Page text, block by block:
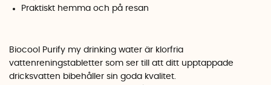
Praktiskt hemma och på resan
Biocool Purify my drinking water är klorfria
vattenreningstabletter som ser till att ditt upptappade
dricksvatten bibehåller sin goda kvalitet.